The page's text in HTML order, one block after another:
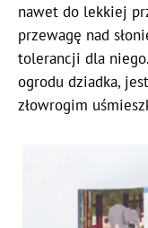
nawet do lekkiej
przewagę nad
tolerancji dla
ogrodu dziadka,
złowrogim